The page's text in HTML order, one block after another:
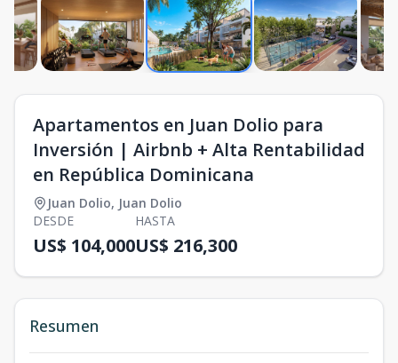
Apartamentos en Juan Dolio para
Inversión | Airbnb + Alta Rentabilidad
en República Dominicana
Juan Dolio, Juan Dolio
DESDE
US$ 104,000
HASTA
US$ 216,300
Resumen